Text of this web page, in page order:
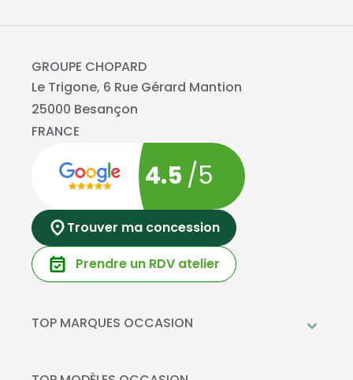
GROUPE CHOPARD
Le Trigone, 6 Rue Gérard Mantion
25000 Besançon
FRANCE
4.5 /5
Trouver ma concession
Prendre un RDV atelier
TOP MARQUES OCCASION
Mercedes-Benz